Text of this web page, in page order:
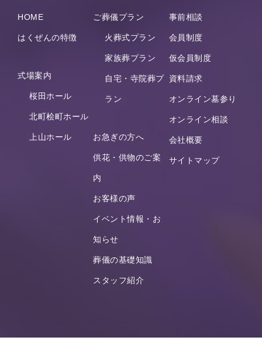
HOME
はくぜんの特徴
式場案内
桜田ホール
北町桧町ホール
上山ホール
ご葬儀プラン
火葬式プラン
家族葬プラン
自宅・寺院葬プ
ラン
お急ぎの方へ
供花・供物のご案
内
お客様の声
イベント情報・お
知らせ
葬儀の基礎知識
スタッフ紹介
事前相談
会員制度
仮会員制度
資料請求
オンライン墓参り
オンライン相談
会社概要
サイトマップ